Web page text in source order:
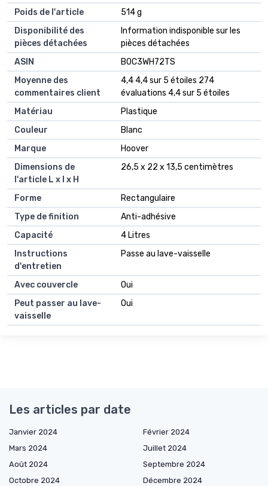
Poids de l'article
‎514 g
Disponibilité des
pièces détachées
‎Information indisponible sur les
pièces détachées
ASIN
B0C3WH72TS
Moyenne des
commentaires client
4,4 4,4 sur 5 étoiles 274
évaluations 4,4 sur 5 étoiles
Matériau
Plastique
Couleur
Blanc
Marque
Hoover
Dimensions de
l'article L x l x H
26,5 x 22 x 13,5 centimètres
Forme
Rectangulaire
Type de finition
Anti-adhésive
Capacité
4 Litres
Instructions
d'entretien
Passe au lave-vaisselle
Avec couvercle
Oui
Peut passer au lave-
vaisselle
Oui
Les articles par date
Janvier 2024
Février 2024
Mars 2024
Juillet 2024
Août 2024
Septembre 2024
Octobre 2024
Décembre 2024